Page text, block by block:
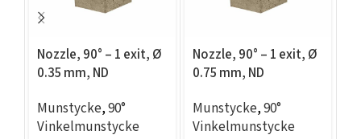
Nozzle, 90° – 1 exit, Ø
0.35 mm, ND
Munstycke,90°
Vinkelmunstycke
Nozzle, 90° – 1 exit, Ø
0.75 mm, ND
Munstycke,90°
Vinkelmunstycke